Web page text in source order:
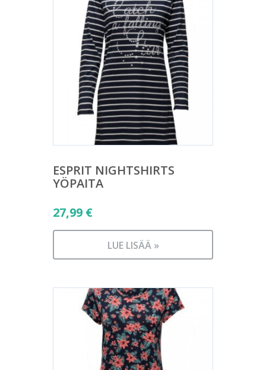
ESPRIT NIGHTSHIRTS
YÖPAITA
27,99 €
LUE LISÄÄ »